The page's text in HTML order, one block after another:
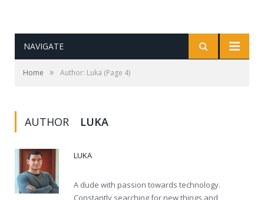
NAVIGATE
Home » Author: Luka (Page 4)
AUTHOR LUKA
LUKA
A dude with passion towards technology.
Constantly searching for new things and